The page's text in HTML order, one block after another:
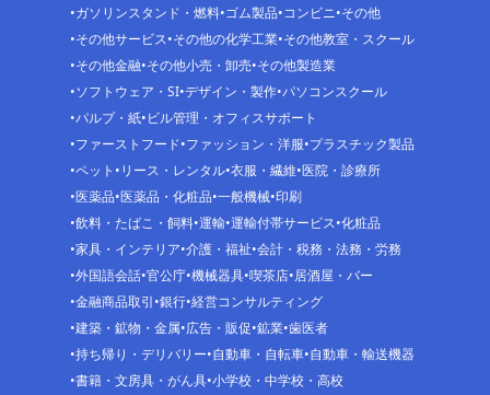
ガソリンスタンド・燃料 ゴム製品 コンビニ その他
その他サービス その他の化学工業 その他教室・スクール
その他金融 その他小売・卸売 その他製造業
ソフトウェア・SI デザイン・製作 パソコンスクール
パルプ・紙 ビル管理・オフィスサポート
ファーストフード ファッション・洋服 プラスチック製品
ペット リース・レンタル 衣服・繊維 医院・診療所
医薬品 医薬品・化粧品 一般機械 印刷
飲料・たばこ・飼料 運輸 運輸付帯サービス 化粧品
家具・インテリア 介護・福祉 会計・税務・法務・労務
外国語会話 官公庁 機械器具 喫茶店 居酒屋・バー
金融商品取引 銀行 経営コンサルティング
建築・鉱物・金属 広告・販促 鉱業 歯医者
持ち帰り・デリバリー 自動車・自転車 自動車・輸送機器
書籍・文房具・がん具 小学校・中学校・高校